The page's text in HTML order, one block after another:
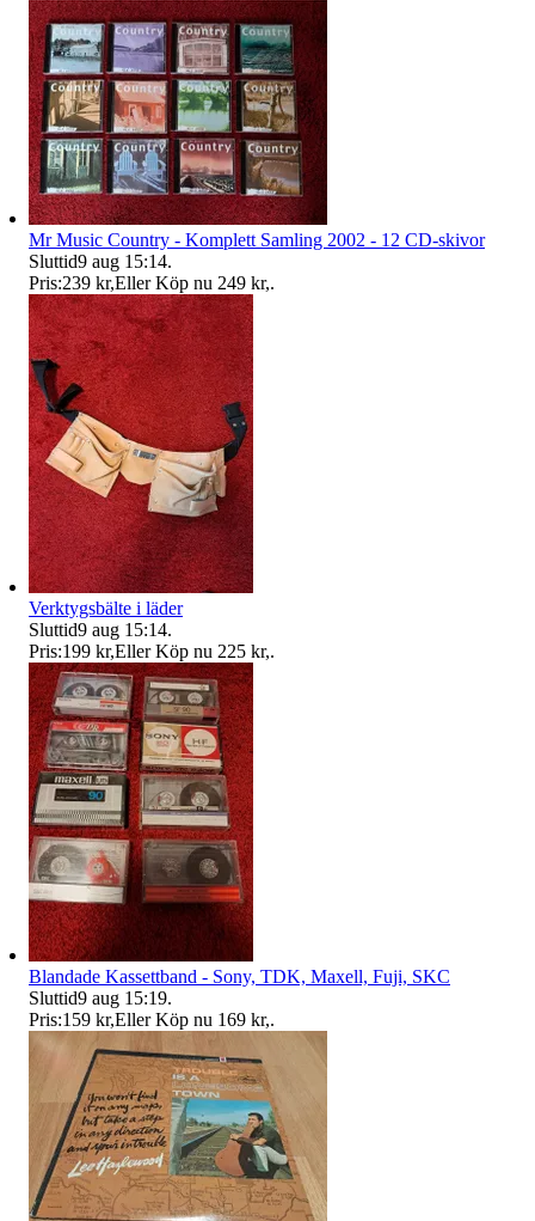
Mr Music Country - Komplett Samling 2002 - 12 CD-skivor
Sluttid9 aug 15:14.
Pris:239 kr,Eller Köp nu 249 kr,.
Verktygsbälte i läder
Sluttid9 aug 15:14.
Pris:199 kr,Eller Köp nu 225 kr,.
Blandade Kassettband - Sony, TDK, Maxell, Fuji, SKC
Sluttid9 aug 15:19.
Pris:159 kr,Eller Köp nu 169 kr,.